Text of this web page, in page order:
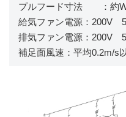
プルフード寸法 ：約
給気ファン電源：200V
排気ファン電源：200V
補足面風速：平均0.2m/s